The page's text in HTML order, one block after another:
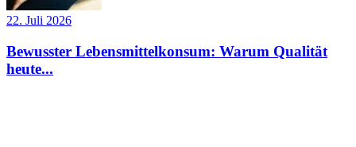
22. Juli 2026
Bewusster Lebensmittelkonsum: Warum Qualität
heute...